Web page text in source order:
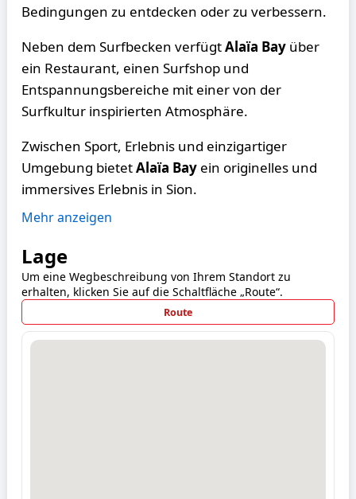
Bedingungen zu entdecken oder zu verbessern.
Neben dem Surfbecken verfügtAlaïa Bay über
ein Restaurant, einen Surfshop und
Entspannungsbereiche mit einer von der
Surfkultur inspirierten Atmosphäre.
Zwischen Sport, Erlebnis und einzigartiger
Umgebung bietetAlaïa Bay ein originelles und
immersives Erlebnis in Sion.
Mehr anzeigen
Lage
Um eine Wegbeschreibung von Ihrem Standort zu
erhalten, klicken Sie auf die Schaltfläche „Route“.
Route